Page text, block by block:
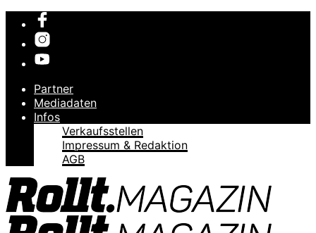
Partner
Mediadaten
Infos
Verkaufsstellen
Impressum & Redaktion
AGB